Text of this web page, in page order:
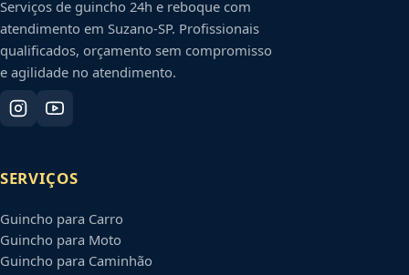
Serviços de guincho 24h e reboque com
atendimento em Suzano-SP. Profissionais
qualificados, orçamento sem compromisso
e agilidade no atendimento.
SERVIÇOS
Guincho para Carro
Guincho para Moto
Guincho para Caminhão